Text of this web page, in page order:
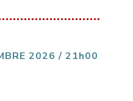
: nouveaux grooves,
2026 / 21h00